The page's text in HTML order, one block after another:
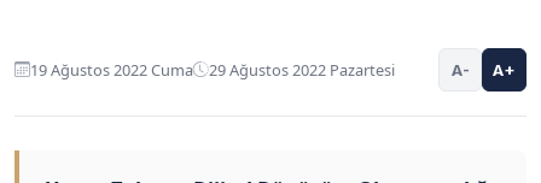
19 Ağustos 2022 Cuma 29 Ağustos 2022 Pazartesi A- A+